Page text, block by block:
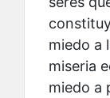
miedo a
miseria
miedo a